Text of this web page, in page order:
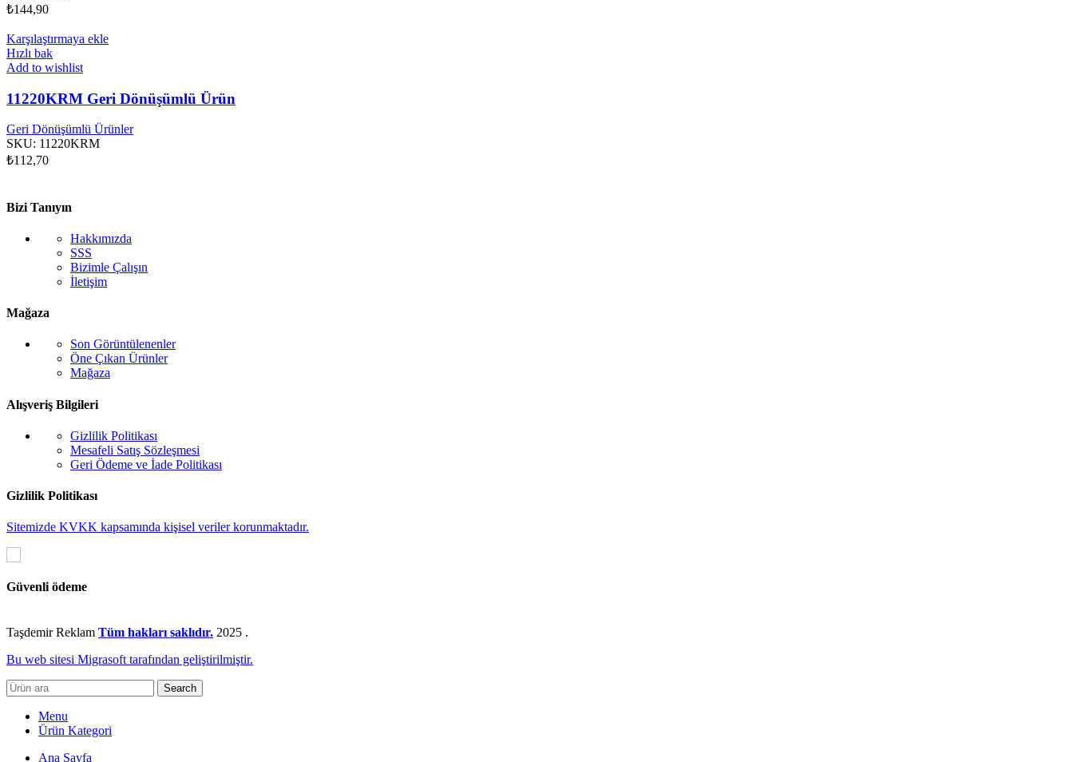
₺144,90
Karşılaştırmaya ekle
Hızlı bak
Add to wishlist
11220KRM Geri Dönüşümlü Ürün
Geri Dönüşümlü Ürünler
SKU: 11220KRM
₺112,70
Bizi Tanıyın
Hakkımızda
SSS
Bizimle Çalışın
İletişim
Mağaza
Son Görüntülenenler
Öne Çıkan Ürünler
Mağaza
Alışveriş Bilgileri
Gizlilik Politikası
Mesafeli Satış Sözleşmesi
Geri Ödeme ve İade Politikası
Gizlilik Politikası
Sitemizde KVKK kapsamında kişisel veriler korunmaktadır.
Güvenli ödeme
Taşdemir Reklam Tüm hakları saklıdır. 2025 .
Bu web sitesi Migrasoft tarafından geliştirilmiştir.
Search
Menu
Ürün Kategori
Ana Sayfa